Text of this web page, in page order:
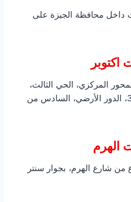
داخل محافظة الجيزة على
المركزي، الحي الثالث،
داخل مول بلازا 34، الدور الأرضي، السادس من
الهرم
من شارع الهرم، بجوار سنتر